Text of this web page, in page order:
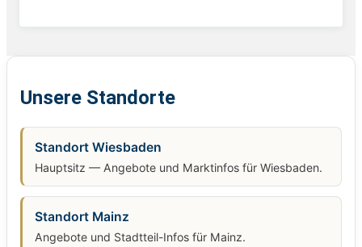
Unsere Standorte
Standort Wiesbaden
Hauptsitz — Angebote und Marktinfos für Wiesbaden.
Standort Mainz
Angebote und Stadtteil-Infos für Mainz.